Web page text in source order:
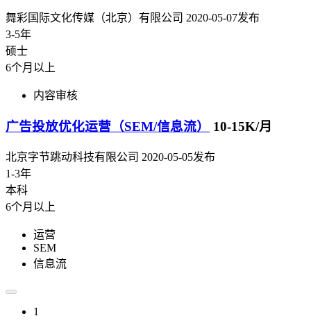
舞彩国际文化传媒（北京）有限公司 2020-05-07发布
3-5年
硕士
6个月以上
内容审核
广告投放优化运营（SEM/信息流） 10-15K/月
北京字节跳动科技有限公司 2020-05-05发布
1-3年
本科
6个月以上
运营
SEM
信息流
1